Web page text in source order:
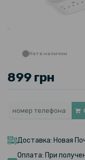
Нет в наличии
899 грн
Доставка: Новая
Оплата: При